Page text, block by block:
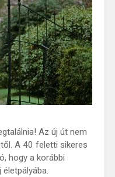
Az új út nem
A 40 feletti sikeres
hogy a korábbi